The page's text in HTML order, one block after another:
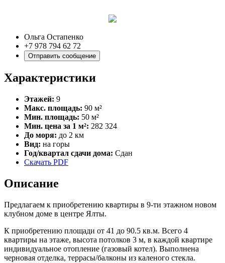
Ольга Остапенко
+7 978 794 62 72
Отправить сообщение
Характеристики
Этажей: 9
Макс. площадь: 90 м²
Мин. площадь: 50 м²
Мин. цена за 1 м²: 282 324
До моря: до 2 км
Вид: на горы
Год/квартал сдачи дома: Сдан
Скачать PDF
Описание
Предлагаем к приобретению квартиры в 9-ти этажном новом
клубном доме в центре Ялты.
К приобретению площади от 41 до 90.5 кв.м. Всего 4
квартиры на этаже, высота потолков 3 м, в каждой квартире
индивидуальное отопление (газовый котел). Выполнена
черновая отделка, террасы/балконы из каленого стекла.